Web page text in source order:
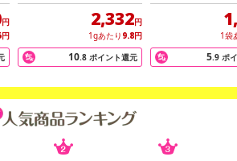
天ペイ、メルペイ、AEON Pay、Amazon
決済のため外部サイトへ遷移します。
に定められた決済期限日にお支払いを完
。ご了承いただいたうえでお申し込みくだ
円
円
2,332円
1gあたり 9.8円
10.8 ポイント還元
1袋
5.9 ポ